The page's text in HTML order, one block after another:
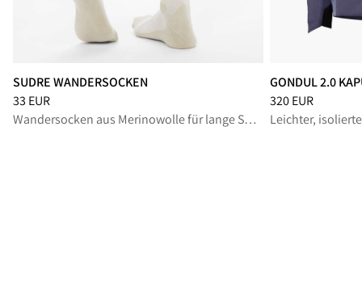
SUDRE WANDERSOCKEN
Preis:33 EUR, reduziert von 33 EUR
33 EUR
Wandersocken aus Merinowolle für lange Sommerwanderungen
GONDUL 2.0
Preis: 320 EUR,
320 EUR